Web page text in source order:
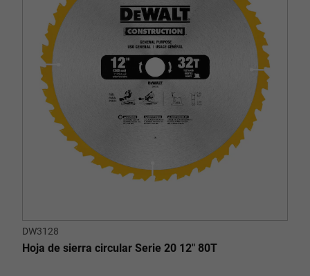
DW3128
Hoja de sierra circular Serie 20 12" 80T